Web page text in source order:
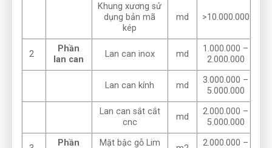
Khung xương sử
dụng bản mã
kép
md >10.000.000
2
Phần
lan can
Lan can inox md
1.000.000 –
2.000.000
Lan can kính md
3.000.000 –
5.000.000
Lan can sắt cắt
cnc
md
2.000.000 –
5.000.000
Phần
Mặt bậc gỗ Lim
2.000.000 –